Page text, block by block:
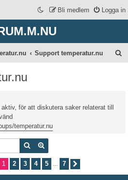
Logga in
Bli medlem
Support temperatur.nu
för att diskutera saker relaterat till
temperatur.nu
Sök
1av7
1 2 3 4 5 7